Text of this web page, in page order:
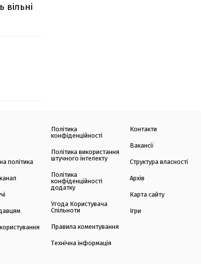
політика
Політика
конфіденційності
Політика використання
штучного інтелекту
Політика
конфіденційності
додатку
Угода Користувача
Спільноти
Правила коментування
Технічна інформація
Контакти
Вакансії
Структура власності
Архів
Карта сайту
Ігри